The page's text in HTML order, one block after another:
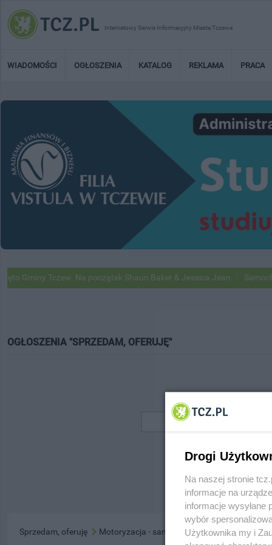
Internetowy Serwis Informacyjny Miasta Tczewa
WIADOMOŚCI OGŁOSZENIA KATALOG REKLAMA PRACA
Gminy Tczew. Na początek Shaun Baker & Jessica Jean
OGŁOSZENIA "SPRZEDAM, OFERUJĘ"
Sprzedam, oferuję Motoryzacja - samochody
Drogi
Na naszej stronie
informacje na
informacje wysyłane
wybór
Użytkownika my i